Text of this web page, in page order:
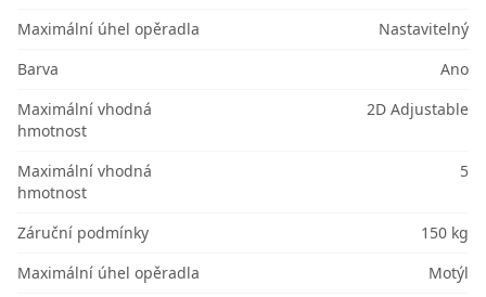
Maximální úhel opěradla
Nastavitelný
Barva
Ano
Maximální vhodná
hmotnost
2D Adjustable
Maximální vhodná
hmotnost
5
Záruční podmínky
150 kg
Maximální úhel opěradla
Motýl